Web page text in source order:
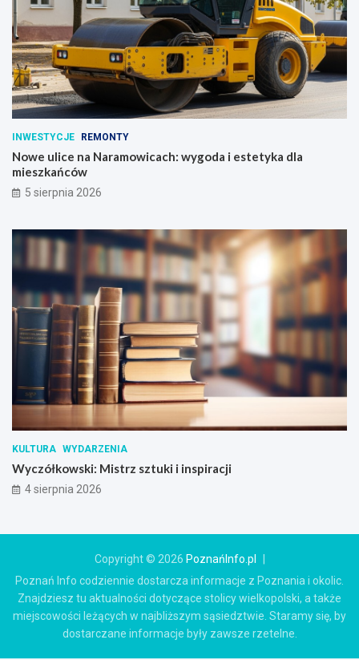
INWESTYCJE REMONTY
Nowe ulice na Naramowicach: wygoda i estetyka dla
mieszkańców
5 sierpnia 2026
KULTURA WYDARZENIA
Wyczółkowski: Mistrz sztuki i inspiracji
4 sierpnia 2026
Copyright © 2026 PoznańInfo.pl
Poznań Info codziennie dostarcza informacje z Poznania i okolic.
Znajdziesz tu aktualności dotyczące stolicy wielkopolski, a także
miejscowości leżących w najbliższym sąsiedztwie. Staramy się, by
dostarczane informacje były zawsze rzetelne.